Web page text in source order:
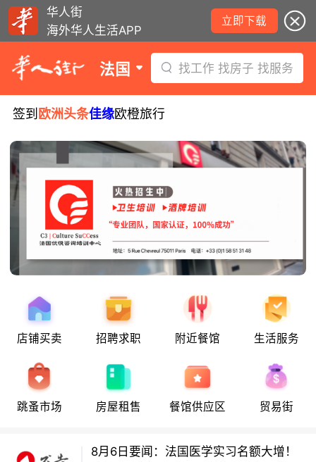
华人街
海外华人生活APP
立即下载
法国 找工作 找房子 找服务
签到 欧洲头条佳缘欧橙旅行
店铺买卖 招聘求职 附近餐馆 生活服务
跳蚤市场 房屋租售 餐馆供应区 贸易街
8月6日要闻：法国医学实习名额大增！
炉！
巴黎地铁音乐家海选启动！
地铁8号线部分关闭！宠物店违规罚款出